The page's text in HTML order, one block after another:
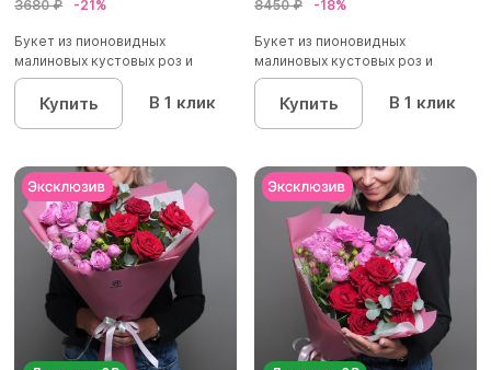
3680 ₽ -21%
Букет из пионовидных
малиновых кустовых роз и
красных р...
Купить В 1 клик
8450 ₽ -18%
Букет из пионовидных
малиновых кустовых роз и
красных р...
Купить В 1 клик